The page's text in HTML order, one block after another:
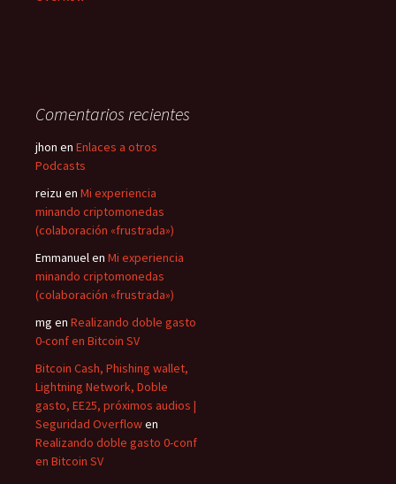
Comentarios recientes
jhon en Enlaces a otros
Podcasts
reizu en Mi experiencia
minando criptomonedas
(colaboración «frustrada»)
Emmanuelen Mi experiencia
minando criptomonedas
(colaboración «frustrada»)
mg en Realizando doble gasto
0-conf en Bitcoin SV
Bitcoin Cash, Phishing wallet,
Lightning Network, Doble
gasto, EE25, próximos audios |
Seguridad Overflowen
Realizando doble gasto 0-conf
en Bitcoin SV